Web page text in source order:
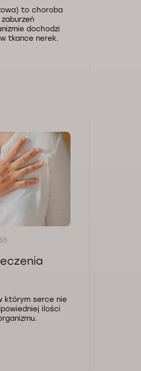
to choroba
dochodzi
tkance nerek.
którym serce nie
ilości